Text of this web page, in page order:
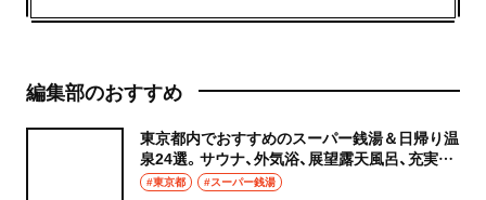
編集部のおすすめ
東京都内でおすすめのスーパー銭湯＆日帰り温
泉24選。サウナ、外気浴、展望露天風呂、充実の
癒やし空間へ
#東京都 #スーパー銭湯